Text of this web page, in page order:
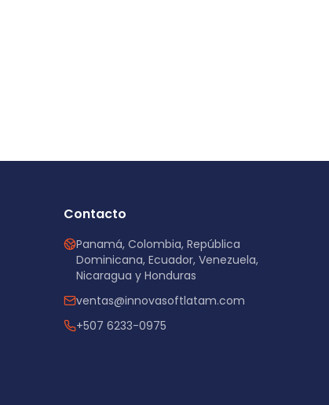
Contacto
Panamá, Colombia, República
Dominicana, Ecuador, Venezuela,
Nicaragua y Honduras
ventas@innovasoftlatam.com
+507 6233-0975